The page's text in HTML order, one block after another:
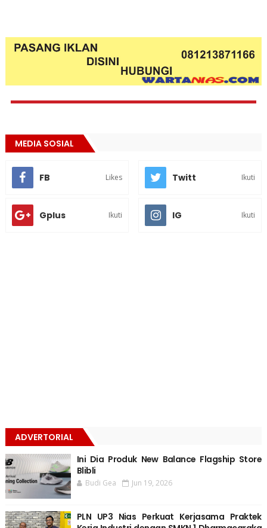
MEDIA SOSIAL
FB Likes Twitt Ikuti
Gplus Ikuti IG Ikuti
ADVERTORIAL
Ini Dia Produk New Balance Flagship Store
Blibli
Budi Gea Jun 19, 2026
PLN UP3 Nias Perkuat Kerjasama Praktek